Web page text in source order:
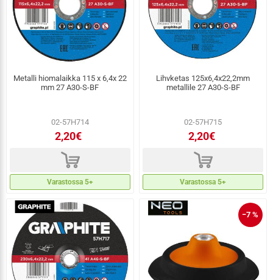
Metalli hiomalaikka 115 x 6,4x 22
mm 27 A30-S-BF
02-57H714
2,20€
d
Varastossa 5+
Lihvketas 125x6,4x22,2mm
metallile 27 A30-S-BF
02-57H715
2,20€
d
Varastossa 5+
−7 %